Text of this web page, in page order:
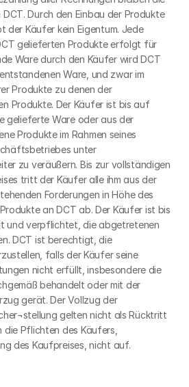
Durch den Einbau der Produkte
der Käufer kein Eigentum. Jede
gelieferten Produkte erfolgt für
Ware durch den Käufer wird DCT
Ware, und zwar im
Produkte zu denen der
Produkte. Der Käufer ist bis auf
gelieferte Ware oder aus der
Produkte im Rahmen seines
unter
zu veräußern. Bis zur vollständigen
tritt der Käufer alle ihm aus der
Forderungen in Höhe des
an DCT ab. Der Käufer ist bis
und verpflichtet, die abgetretenen
DCT ist berechtigt, die
falls der Käufer seine
nicht erfüllt, insbesondere die
behandelt oder mit der
gerät. Der Vollzug der
gelten nicht als Rücktritt
Pflichten des Käufers,
des Kaufpreises, nicht auf.